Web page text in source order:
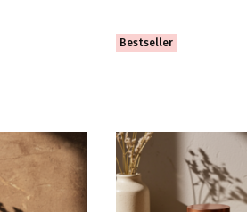
Bestseller